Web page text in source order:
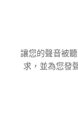
讓您的聲音被
求，並為您發